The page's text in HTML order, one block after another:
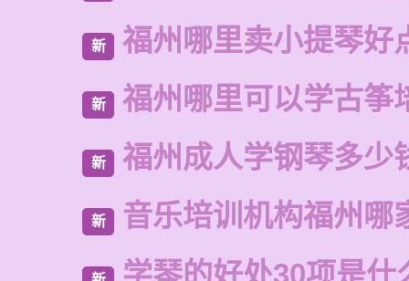
新 福州哪里卖小提琴好
新 福州哪里可以学古筝
新 福州成人学钢琴多少
新 音乐培训机构福州哪
学琴的好处30项是什